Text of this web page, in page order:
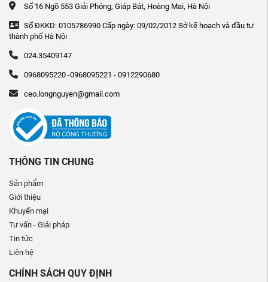
Số 16 Ngõ 553 Giải Phóng, Giáp Bát, Hoàng Mai, Hà Nội
Số ĐKKD: 0105786990 Cấp ngày: 09/02/2012 Sở kế hoạch và đầu tư
thành phố Hà Nội
024.35409147
0968095220 -0968095221 - 0912290680
ceo.longnguyen@gmail.com
THÔNG TIN CHUNG
Sản phẩm
Giới thiệu
Khuyến mại
Tư vấn - Giải pháp
Tin tức
Liên hệ
CHÍNH SÁCH QUY ĐỊNH